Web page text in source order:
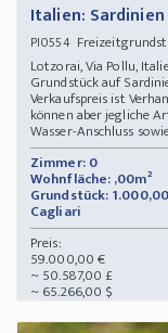
Italien:
PI0554
Lotzorai, Via Pollu,
Grundstück auf
Verkaufspreis ist
können aber jegliche
Wasser-Anschluss
Zimmer: 0
Wohnfläche: ,00m²
Grundstück:
Cagliari
Preis:
59.000,00 €
~ 50.587,00 £
~ 65.266,00 $